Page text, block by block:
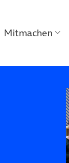
Mitmachen